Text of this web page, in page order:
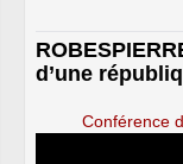
d’une
Conférence